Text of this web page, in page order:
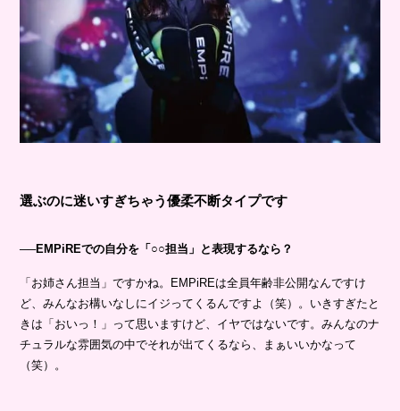
選ぶのに迷いすぎちゃう優柔不断タイプです
──EMPiREでの自分を「○○担当」と表現するなら？
「お姉さん担当」ですかね。EMPiREは全員年齢非公開なんですけ
ど、みんなお構いなしにイジってくるんですよ（笑）。いきすぎたと
きは「おいっ！」って思いますけど、イヤではないです。みんなのナ
チュラルな雰囲気の中でそれが出てくるなら、まぁいいかなって
（笑）。